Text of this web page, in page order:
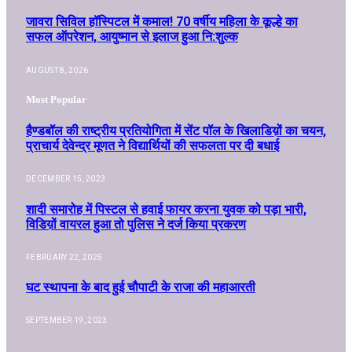
जावरा सिविल हॉस्पिटल में कमाल! 70 वर्षीय महिला के कूल्हे का
सफल ऑपरेशन, आयुष्मान से इलाज हुआ नि:शुल्क
AUGUST 8, 2026
Most Popular
हैण्डबॉल की राष्ट्रीय प्रतियोगिता में सेंट पॉल के खिलाडिय़ों का चयन,
प्राचार्य देवेन्द्र मूणत ने विद्यार्थियों की सफलता पर दी बधाई
DECEMBER 15, 2023
शादी समारोह में पिस्टल से हवाई फायर करना युवक को पड़ा भारी,
विडिय़ों वायरल हुआ तो पुलिस ने दर्ज किया प्रकरण
FEBRUARY 22, 2025
घट स्थापना के बाद हुई चौपाटी के राजा की महाआरती
SEPTEMBER 19, 2023